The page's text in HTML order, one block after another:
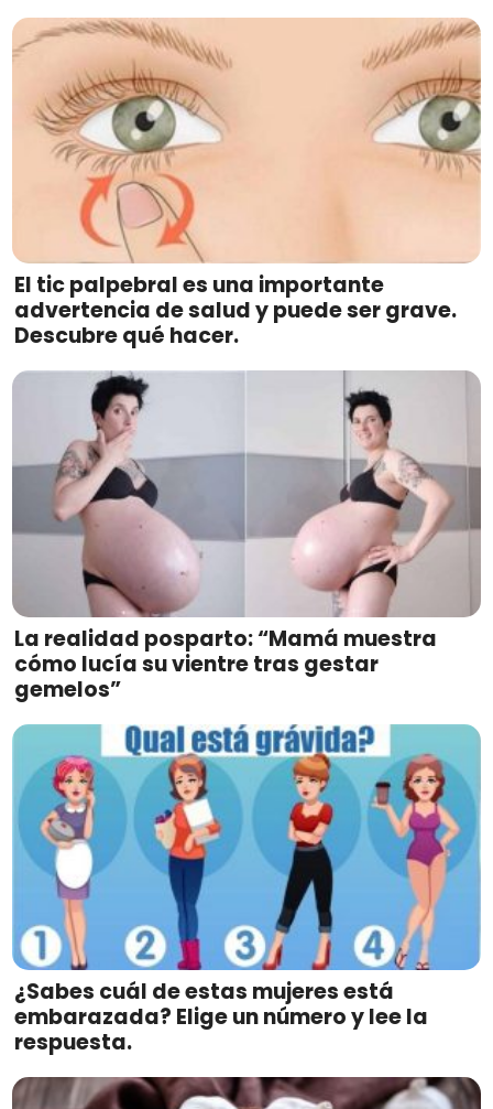
El tic palpebral es una importante
advertencia de salud y puede ser grave.
Descubre qué hacer.
La realidad posparto: “Mamá muestra
cómo lucía su vientre tras gestar
gemelos”
¿Sabes cuál de estas mujeres está
embarazada? Elige un número y lee la
respuesta.